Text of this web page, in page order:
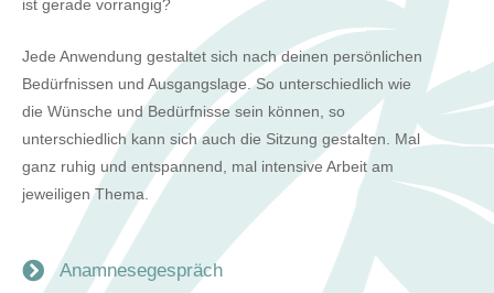
ist gerade vorrangig?
Jede Anwendung gestaltet sich nach deinen persönlichen
Bedürfnissen und Ausgangslage. So unterschiedlich wie
die Wünsche und Bedürfnisse sein können, so
unterschiedlich kann sich auch die Sitzung gestalten. Mal
ganz ruhig und entspannend, mal intensive Arbeit am
jeweiligen Thema.
Anamnesegespräch